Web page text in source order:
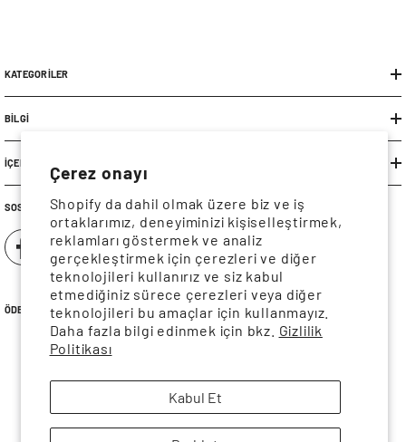
Çerez onayı
Shopify da dahil olmak üzere biz ve iş
ortaklarımız, deneyiminizi kişiselleştirmek,
reklamları göstermek ve analiz
gerçekleştirmek için çerezleri ve diğer
teknolojileri kullanırız ve siz kabul
etmediğiniz sürece çerezleri veya diğer
teknolojileri bu amaçlar için kullanmayız.
Daha fazla bilgi edinmek için bkz. Gizlilik
Politikası
Kabul Et
KATEGORILER
BILGI
İÇERIK
SOSYAL MEDYA
ÖDEME YÖNTEMLERI
Ödeme
yöntemleri